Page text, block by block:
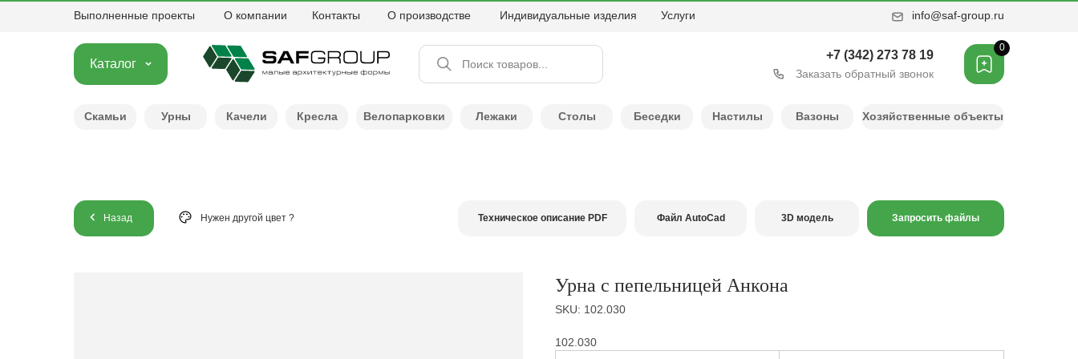
Выполненные проекты О компании Контакты О производстве Индивидуальные изделия Услуги info@saf-group.ru
Заказать обратный звонок
Каталог Поиск товаров...
+7 (342) 273 78 19
0
Скамьи Урны Качели Кресла Велопарковки Лежаки Столы Беседки Настилы Вазоны Хозяйственные объекты
Назад Запросить файлы
3D модель
Файл AutoCad
Техническое описание PDF
Нужен другой цвет ?
Урна с пепельницей Анкона
SKU: 102.030
102.030